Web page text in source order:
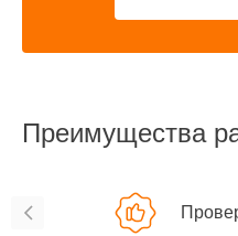
Преимущества